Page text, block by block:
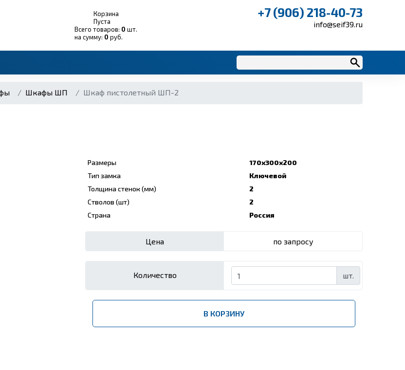
Корзина
Пуста
Всего товаров: 0 шт.
на сумму: 0 руб.
+7 (906) 218-40-73
info@seif39.ru
Шкафы ШП Шкаф пистолетный ШП-2
Размеры
170x300x200
Тип замка
Ключевой
Толщина стенок (мм)
2
Стволов (шт)
2
Страна
Россия
Цена по запросу
Количество шт.
В КОРЗИНУ